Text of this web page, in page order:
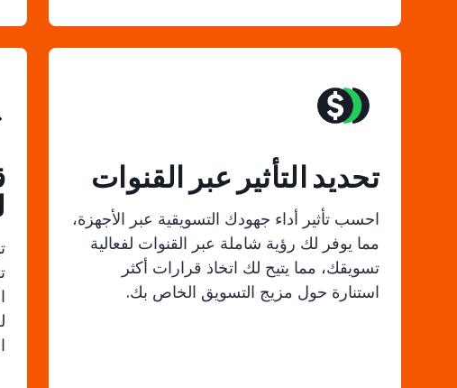
تحديد التأثير عبر القنوات
احسب تأثير أداء جهودك التسويقية عبر الأجهزة،
مما يوفر لك رؤية شاملة عبر القنوات لفعالية
تسويقك، مما يتيح لك اتخاذ قرارات أكثر
استنارة حول مزيج التسويق الخاص بك.